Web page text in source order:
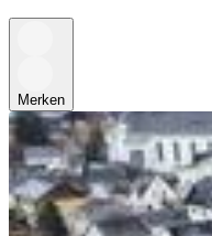
Merken